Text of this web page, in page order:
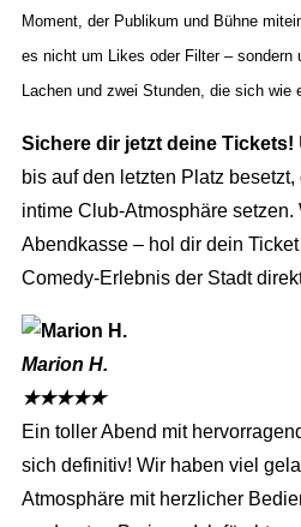
Moment, der Publikum und Bühne
es nicht um Likes oder Filter – sondern
Lachen und zwei Stunden, die sich wie
Sichere dir jetzt deine Tickets!
bis auf den letzten Platz
intime Club-Atmosphäre setzen.
Abendkasse – hol dir dein
Comedy-Erlebnis der Stadt
Marion H.
★★★★★
Ein toller Abend mit
sich definitiv! Wir haben viel
Atmosphäre mit herzlicher